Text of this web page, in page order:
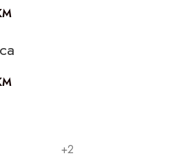
+2